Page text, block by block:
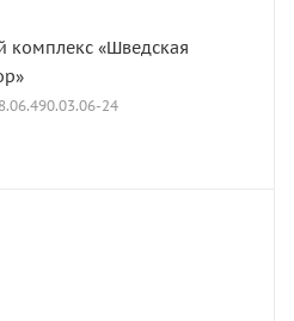
«Шведская
24